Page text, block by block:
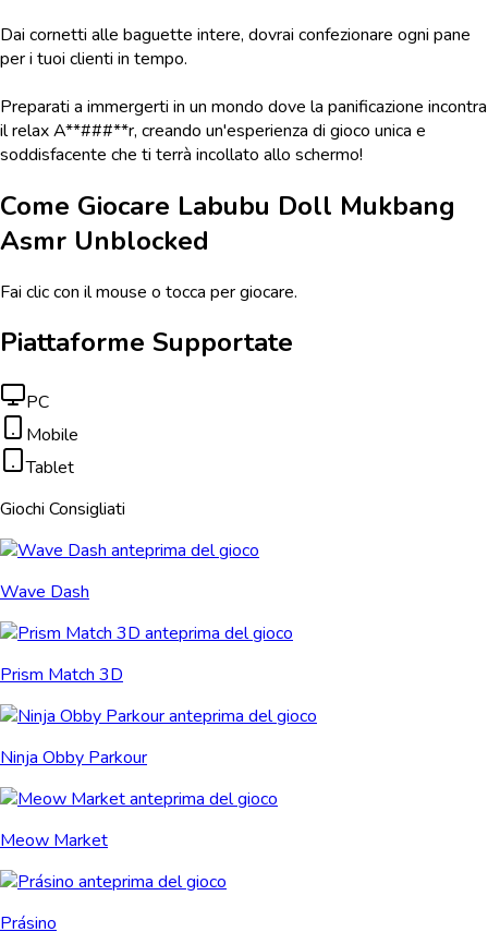
Dai cornetti alle baguette intere, dovrai confezionare ogni pane
per i tuoi clienti in tempo.
Preparati a immergerti in un mondo dove la panificazione incontra
il relax A**###**r, creando un'esperienza di gioco unica e
soddisfacente che ti terrà incollato allo schermo!
Come Giocare Labubu Doll Mukbang
Asmr Unblocked
Fai clic con il mouse o tocca per giocare.
Piattaforme Supportate
PC
Mobile
Tablet
Giochi Consigliati
Wave Dash
Prism Match 3D
Ninja Obby Parkour
Meow Market
Prásino